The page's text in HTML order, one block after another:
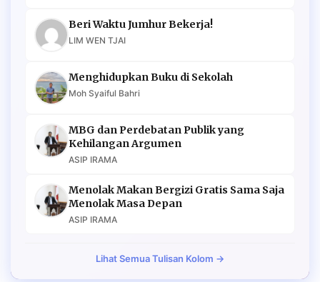
Beri Waktu Jumhur Bekerja!
LIM WEN TJAI
Menghidupkan Buku di Sekolah
Moh Syaiful Bahri
MBG dan Perdebatan Publik yang
Kehilangan Argumen
ASIP IRAMA
Menolak Makan Bergizi Gratis Sama Saja
Menolak Masa Depan
ASIP IRAMA
Lihat Semua Tulisan Kolom →